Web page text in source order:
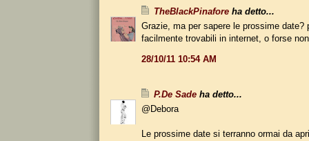
TheBlackPinafore ha detto...
Grazie, ma per sapere le prossime date?
facilmente trovabili in internet, o forse
28/10/11 10:54 AM
P.De Sade ha detto...
@Debora
Le prossime date si terranno ormai da